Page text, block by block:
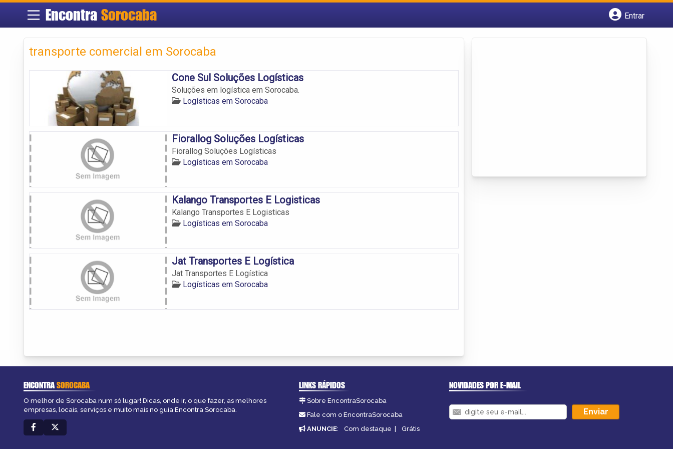
Encontra Sorocaba
Entrar
transporte comercial em Sorocaba
Cone Sul Soluções Logísticas
Soluções em logística em Sorocaba.
Logísticas em Sorocaba
Fiorallog Soluções Logísticas
Fiorallog Soluções Logísticas
Logísticas em Sorocaba
Kalango Transportes E Logisticas
Kalango Transportes E Logisticas
Logísticas em Sorocaba
Jat Transportes E Logística
Jat Transportes E Logística
Logísticas em Sorocaba
ENCONTRASOROCABA
O melhor de Sorocaba num só lugar! Dicas, onde ir, o que fazer, as melhores
empresas, locais, serviços e muito mais no guia Encontra Sorocaba.
LINKS RÁPIDOS
Sobre EncontraSorocaba
Fale com o EncontraSorocaba
ANUNCIE: Com destaque | Grátis
NOVIDADES POR E-MAIL